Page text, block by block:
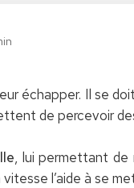
échapper. Il se
de percevoir
, lui permettant de
l’aide à se